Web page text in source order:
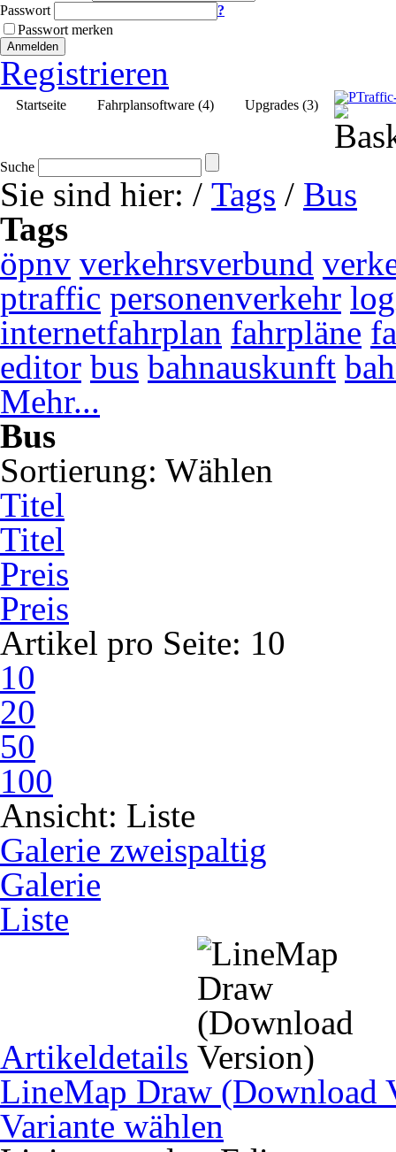
Passwort
?
Passwort merken
Anmelden
Registrieren
Startseite Fahrplansoftware (4) Upgrades (3)
Suche
Sie sind hier: / Tags / Bus
Tags
öpnv verkehrsverbund
ptraffic personenverkehr
internetfahrplan fahrpläne
editor bus bahnauskunft
Mehr...
Bus
Sortierung: Wählen
Titel
Titel
Preis
Preis
Artikel pro Seite: 10
10
20
50
100
Ansicht: Liste
Galerie zweispaltig
Galerie
Liste
Artikeldetails
LineMap Draw (Download
Variante wählen